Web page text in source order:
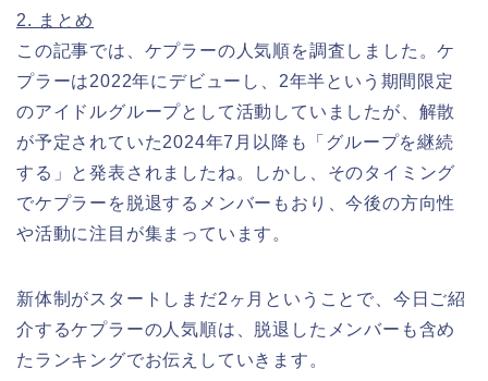
2. まとめ
この記事では、ケプラーの人気順を調査しました。ケ
プラーは2022年にデビューし、2年半という期間限定
のアイドルグループとして活動していましたが、解散
が予定されていた2024年7月以降も「グループを継続
する」と発表されましたね。しかし、そのタイミング
でケプラーを脱退するメンバーもおり、今後の方向性
や活動に注目が集まっています。
新体制がスタートしまだ2ヶ月ということで、今日ご紹
介するケプラーの人気順は、脱退したメンバーも含め
たランキングでお伝えしていきます。